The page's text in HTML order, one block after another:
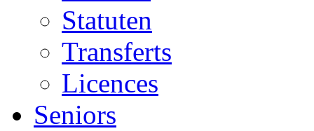
Statuten
Transferts
Licences
Seniors